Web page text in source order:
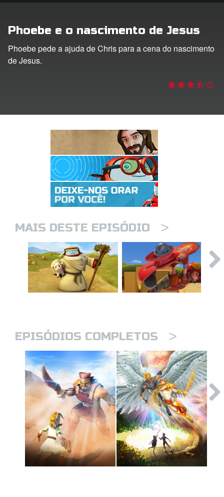
Phoebe e o nascimento de Jesus
Phoebe pede a ajuda de Chris para a cena do nascimento
de Jesus.
MAIS DESTE EPISÓDIO >
EPISÓDIOS COMPLETOS >